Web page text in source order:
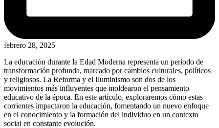
febrero 28, 2025
La educación durante la Edad Moderna representa un período de
transformación profunda, marcado por cambios culturales, políticos
y religiosos. La Reforma y el Iluminismo son dos de los
movimientos más influyentes que moldearon el pensamiento
educativo de la época. En este artículo, exploraremos cómo estas
corrientes impactaron la educación, fomentando un nuevo enfoque
en el conocimiento y la formación del individuo en un contexto
social en constante evolución.